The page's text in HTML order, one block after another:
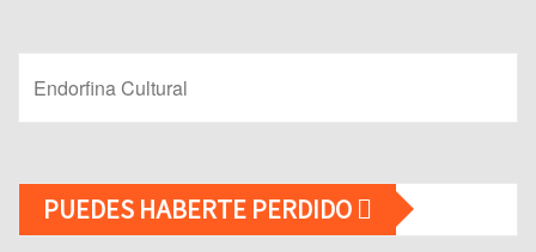
Endorfina Cultural
PUEDES HABERTE PERDIDO